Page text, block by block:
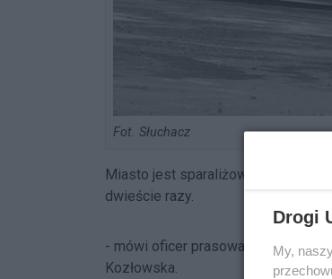
Fot. Słuchacz
Miasto jest sparaliżowane. Zalało
dwieście razy.
- mówi oficer prasowa Powiatowej
Kozłowska.
Drogi
My,